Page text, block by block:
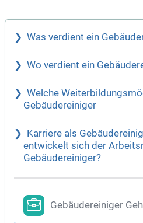
Was verdient ein
Wo verdient ein
Welche
Gebäudereiniger
Karriere als
entwickelt sich der
Gebäudereiniger?
Gebäudereiniger